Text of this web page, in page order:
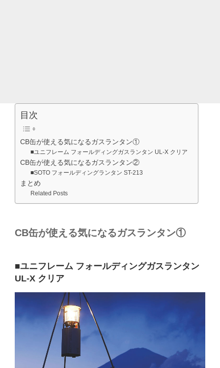
目次
CB缶が使える気になるガスランタン①
■ユニフレーム フォールディングガスランタン UL-X クリア
CB缶が使える気になるガスランタン②
■SOTO フォールディングランタン ST-213
まとめ
Related Posts
CB缶が使える気になるガスランタン①
■ユニフレーム フォールディングガスランタン
UL-X クリア